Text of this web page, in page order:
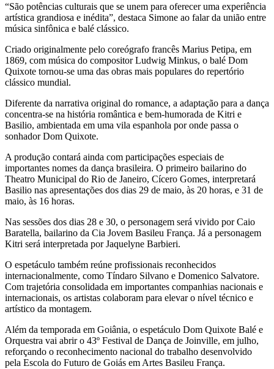
“São potências culturais que se unem para oferecer uma experiência
artística grandiosa e inédita”, destaca Simone ao falar da união entre
música sinfônica e balé clássico.
Criado originalmente pelo coreógrafo francês Marius Petipa, em
1869, com música do compositor Ludwig Minkus, o balé Dom
Quixote tornou-se uma das obras mais populares do repertório
clássico mundial.
Diferente da narrativa original do romance, a adaptação para a dança
concentra-se na história romântica e bem-humorada de Kitri e
Basilio, ambientada em uma vila espanhola por onde passa o
sonhador Dom Quixote.
A produção contará ainda com participações especiais de
importantes nomes da dança brasileira. O primeiro bailarino do
Theatro Municipal do Rio de Janeiro, Cícero Gomes, interpretará
Basilio nas apresentações dos dias 29 de maio, às 20 horas, e 31 de
maio, às 16 horas.
Nas sessões dos dias 28 e 30, o personagem será vivido por Caio
Baratella, bailarino da Cia Jovem Basileu França. Já a personagem
Kitri será interpretada por Jaquelyne Barbieri.
O espetáculo também reúne profissionais reconhecidos
internacionalmente, como Tíndaro Silvano e Domenico Salvatore.
Com trajetória consolidada em importantes companhias nacionais e
internacionais, os artistas colaboram para elevar o nível técnico e
artístico da montagem.
Além da temporada em Goiânia, o espetáculo Dom Quixote Balé e
Orquestra vai abrir o 43º Festival de Dança de Joinville, em julho,
reforçando o reconhecimento nacional do trabalho desenvolvido
pela Escola do Futuro de Goiás em Artes Basileu França.